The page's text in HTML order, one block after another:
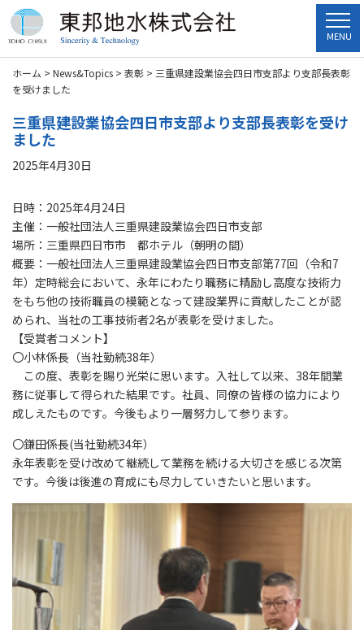
MENU
ホーム > News&Topics > 表彰 > 三重県建設業協会四日市支部より支部長表彰
を受けました
三重県建設業協会四日市支部より支部長表彰を受け
ました
2025年4月30日
日時：2025年4月24日
主催：一般社団法人三重県建設業協会四日市支部
場所：三重県四日市市 都ホテル（朝明の間）
概要：一般社団法人三重県建設業協会四日市支部第77回（令和7
年）定時総会において、永年にわたり職務に精励し高度な技術力
をもち他の技術職員の模範となって建設業界に貢献したことが認
められ、当社の工事技術者2名が表彰を受けました。
【受賞者コメント】
〇小林係長（当社勤続38年）
この度、表彰を賜り光栄に思います。入社して以来、38年間業
務に従事して得られた結果です。社員、同僚の皆様の協力により
成しえたものです。今後もより一層努力して参ります。
〇鎌田係長(当社勤続34年）
永年表彰を受け改めて継続して業務を続ける大切さを感じる次第
です。今後は後進の育成にも尽力していきたいと思います。